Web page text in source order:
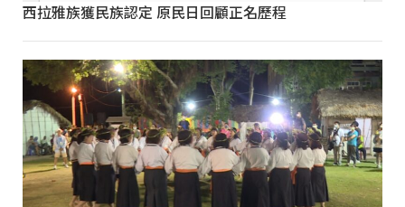
西拉雅族獲民族認定 原民日回顧正名歷程